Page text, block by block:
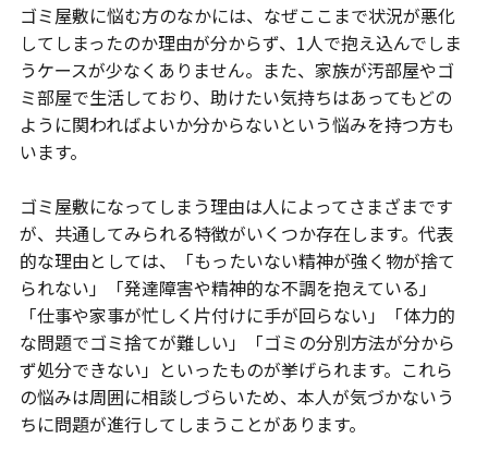
ゴミ屋敷に悩む方のなかには、なぜここまで状況が悪化
してしまったのか理由が分からず、1人で抱え込んでしま
うケースが少なくありません。また、家族が汚部屋やゴ
ミ部屋で生活しており、助けたい気持ちはあってもどの
ように関わればよいか分からないという悩みを持つ方も
います。
ゴミ屋敷になってしまう理由は人によってさまざまです
が、共通してみられる特徴がいくつか存在します。代表
的な理由としては、「もったいない精神が強く物が捨て
られない」「発達障害や精神的な不調を抱えている」
「仕事や家事が忙しく片付けに手が回らない」「体力的
な問題でゴミ捨てが難しい」「ゴミの分別方法が分から
ず処分できない」といったものが挙げられます。これら
の悩みは周囲に相談しづらいため、本人が気づかないう
ちに問題が進行してしまうことがあります。